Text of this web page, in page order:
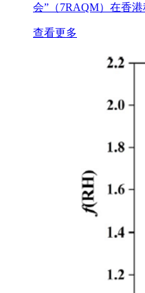
会”（7RAQM）在香
查看更多